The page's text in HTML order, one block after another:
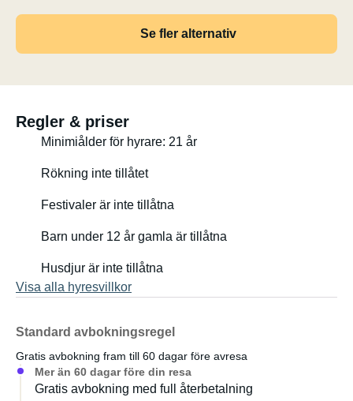
Heltäckande försäkring
Cykelställ (2 eller 4 cyklar finns, fälls ner åt sidan)
El (via kabel eller batteri)
Vatten och gas
Tillbehör (utjämningsramper, förlängningssladd, kablar,
Sängkläder och linne (om så önskas)
Ha det så kul!
Se fler alternativ
Regler & priser
Minimiålder för hyrare: 21 år
Rökning inte tillåtet
Festivaler är inte tillåtna
Barn under 12 år gamla är tillåtna
Husdjur är inte tillåtna
Visa alla hyresvillkor
Standard avbokningsregel
Gratis avbokning fram till 60 dagar före avresa
Mer än 60 dagar före din resa
Gratis avbokning med full återbetalning